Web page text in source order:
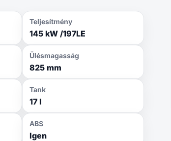
Teljesítmény
145 kW /197LE
Ülésmagasság
825 mm
Tank
17 l
ABS
Igen